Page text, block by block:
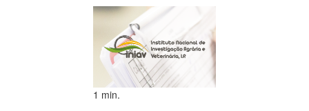
1 min.